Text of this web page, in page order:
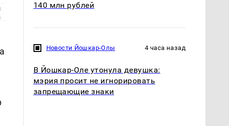
140 млн рублей
Новости Йошкар-Олы 4 часа назад
В Йошкар-Оле утонула девушка:
мэрия просит не игнорировать
запрещающие знаки